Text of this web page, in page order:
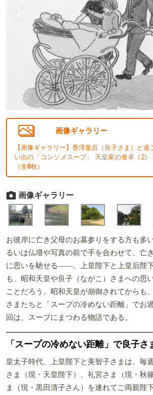
画像ギャラリー
【画像ギャラリー】香淳皇后（良子さま）と過
い出の「コンソメスープ」 天皇家の食卓（2
（全8枚）
画像ギャラリー
お彼岸に亡き父母のお墓参りをする方も多
るいは仏壇や写真の前で手を合わせて、亡
に思いを馳せる――。上皇陛下と上皇后陛下
も、昭和天皇や良子（ながこ）さまへの思
ことだろう。昭和天皇が崩御されてからも
さまたちと「スープの冷めない距離」でお
回は、スープにまつわる物語である。
「スープの冷めない距離」で良子さ
皇太子時代、上皇陛下と美智子さまは、毎
さま（現・天皇陛下）、礼宮さま（現・秋
ま（現・黒田清子さん）を連れてご両親陛